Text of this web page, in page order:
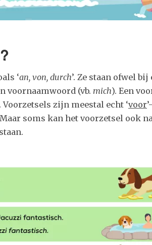
‘an, von, durch’. Ze staan ofwel
voornaamwoord (vb. mich). Een
zijn meestal echt ‘voor
soms kan het voorzetsel ook